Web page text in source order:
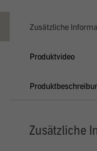
Zusätzliche
Produktvideo
Zusätzliche